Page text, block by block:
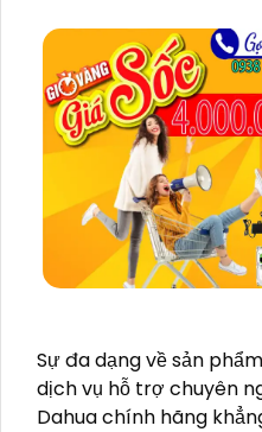
Sự đa dạng về sản
dịch vụ hỗ trợ chuyên
Dahua chính hãng